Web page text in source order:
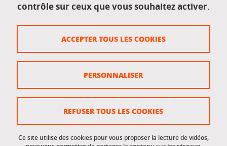
Données personnelles
Crédits
Gestion des cookies
Accessibilité : non conforme
contrôle sur ceux que vous souhaitez activer.
Ce site utilise des cookies pour vous proposer la lecture de vidéos,
ACCEPTER TOUS LES COOKIES
REFUSER TOUS LES COOKIES
PERSONNALISER